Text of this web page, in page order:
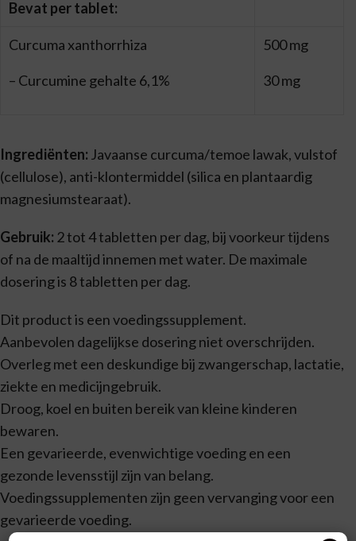
Bevat per tablet:
Curcuma xanthorrhiza
– Curcumine gehalte 6,1%
500 mg
30 mg
Ingrediënten: Javaanse curcuma/temoe lawak, vulstof
(cellulose), anti-klontermiddel (silica en plantaardig
magnesiumstearaat).
Gebruik: 2 tot 4 tabletten per dag, bij voorkeur tijdens
of na de maaltijd innemen met water. De maximale
dosering is 8 tabletten per dag.
Dit product is een voedingssupplement.
Aanbevolen dagelijkse dosering niet overschrijden.
Overleg met een deskundige bij zwangerschap, lactatie,
ziekte en medicijngebruik.
Droog, koel en buiten bereik van kleine kinderen
bewaren.
Een gevarieerde, evenwichtige voeding en een
gezonde levensstijl zijn van belang.
Voedingssupplementen zijn geen vervanging voor een
gevarieerde voeding.